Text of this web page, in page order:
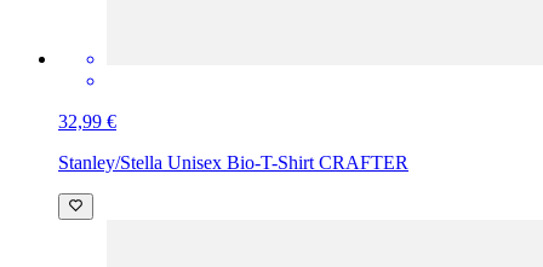
32,99 €
Stanley/Stella Unisex Bio-T-Shirt CRAFTER